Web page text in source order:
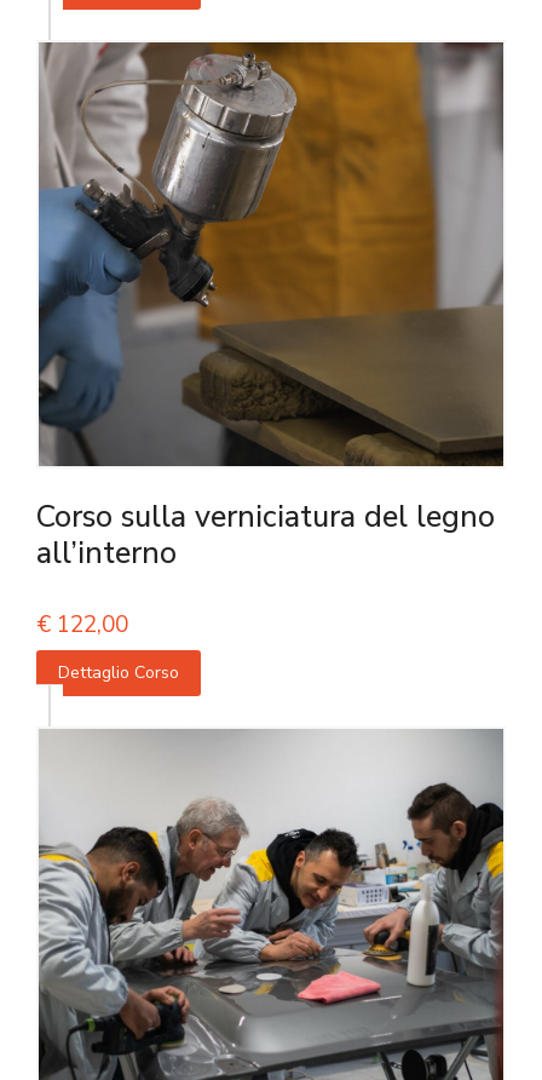
Corso sulla verniciatura del legno
all’interno
€ 122,00
Dettaglio Corso